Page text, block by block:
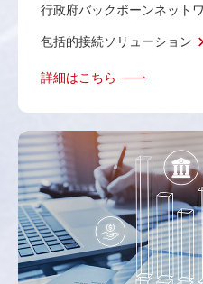
行政府バックボーンネット
包括的接続ソリューション
詳細はこちら